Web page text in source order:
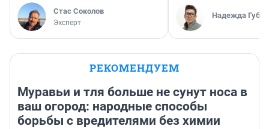
Стас Соколов
Эксперт
Надежда
РЕКОМЕНДУЕМ
Муравьи и тля больше не сунут носа в
ваш огород: народные способы
борьбы с вредителями без химии